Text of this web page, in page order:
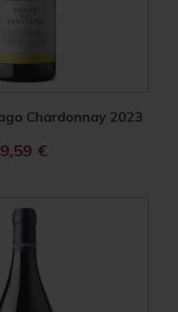
Chardonnay 2023
9,59 €